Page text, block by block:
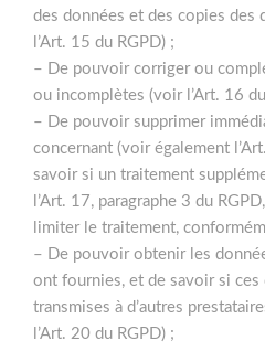
des données et des copies des
l’Art. 15 du RGPD) ;
– De pouvoir corriger ou
ou incomplètes (voir l’Art. 16
– De pouvoir supprimer
concernant (voir également
savoir si un traitement
l’Art. 17, paragraphe 3 du
limiter le traitement,
– De pouvoir obtenir les
ont fournies, et de savoir si ces
transmises à d’autres
l’Art. 20 du RGPD) ;